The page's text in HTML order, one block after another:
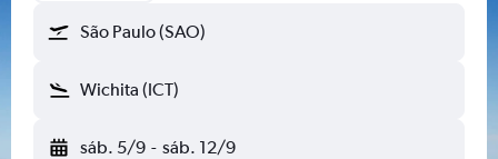
São Paulo (SAO)
Wichita (ICT)
sáb. 5/9 - sáb. 12/9